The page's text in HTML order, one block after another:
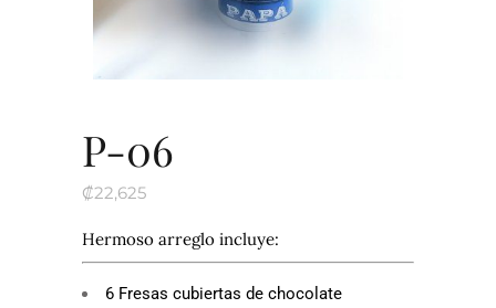
P-06
₡22,625
Hermoso arreglo incluye:
6 Fresas cubiertas de chocolate